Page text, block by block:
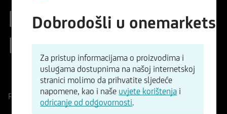
Palantir Technologies
Inc
US69608A1088
WKN
A2QA4J
Referentna cijena169,57 USDPromjena
-%-
Dobrodošli u onemarkets
Za pristup informacijama o proizvodima i
uslugama dostupnima na našoj internetskoj
stranici molimo da prihvatite sljedeće
napomene, kao i naše uvjete korištenja i
odricanje od odgovornosti.